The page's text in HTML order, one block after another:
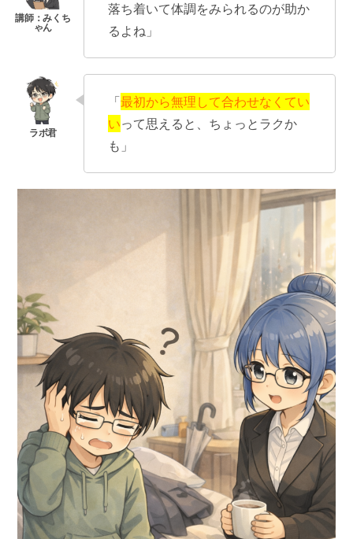
落ち着いて体調をみられるのが助か
るよね」
「最初から無理して合わせなくてい
いって思えると、ちょっとラクか
も」